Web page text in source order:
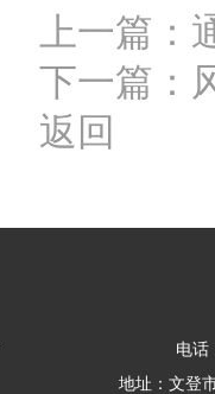
上一篇：
下一篇：
返回
电
地址：文登